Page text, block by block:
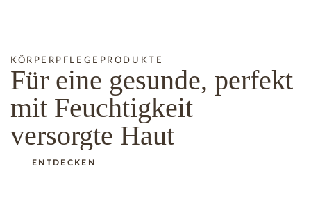
KÖRPERPFLEGEPRODUKTE
Für eine gesunde, perfekt
mit Feuchtigkeit
versorgte Haut
ENTDECKEN